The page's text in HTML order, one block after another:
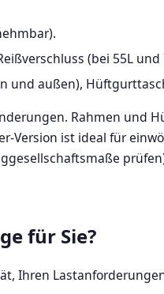
(bei 55L und
und außen),
Rahmen und
Version ist ideal für
für Sie?
Ihren